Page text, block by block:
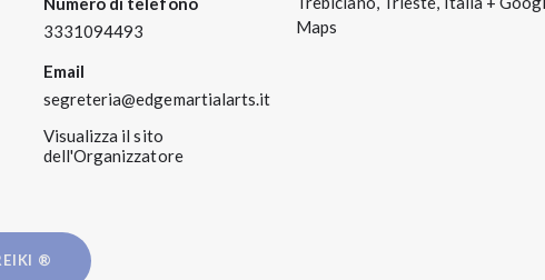
3331094493
Email
segreteria@edgemartialarts.it
Visualizza il sito
dell'Organizzatore
Maps
®